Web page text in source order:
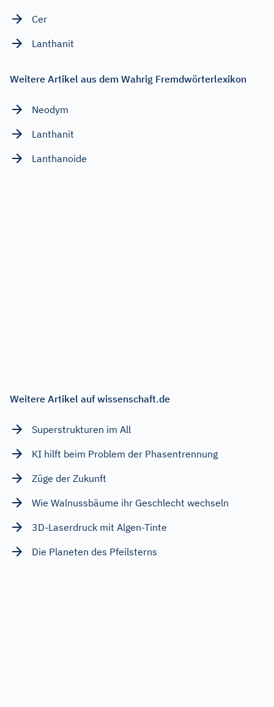
Cer
Lanthanit
Weitere Artikel aus dem Wahrig Fremdwörterlexikon
Neodym
Lanthanit
Lanthanoide
Weitere Artikel auf wissenschaft.de
Superstrukturen im All
KI hilft beim Problem der Phasentrennung
Züge der Zukunft
Wie Walnussbäume ihr Geschlecht wechseln
3D-Laserdruck mit Algen-Tinte
Die Planeten des Pfeilsterns